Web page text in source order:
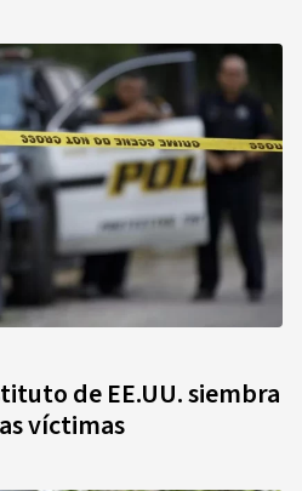
de EE.UU. siembra
víctimas